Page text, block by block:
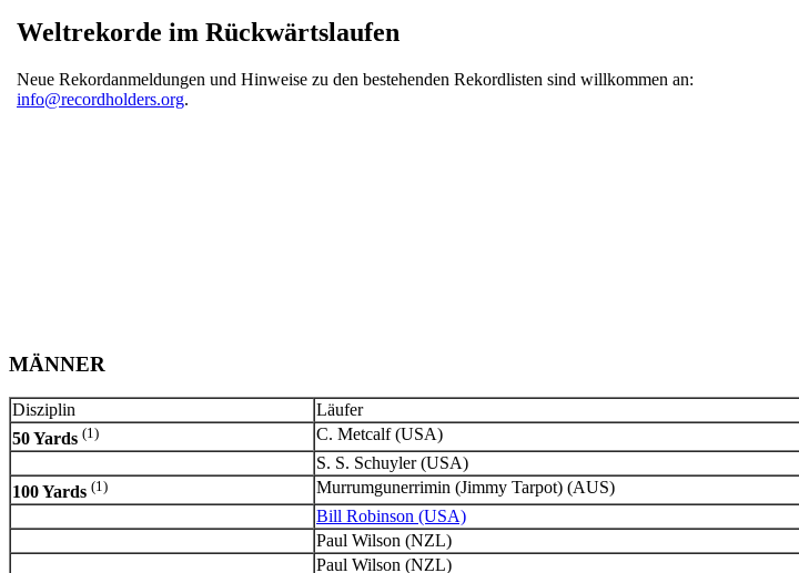
Weltrekorde im Rückwärtslaufen
Neue Rekordanmeldungen und Hinweise zu den bestehenden Rekordlisten sind willkommen an:
info@recordholders.org.
MÄNNER
Disziplin Läufer
50 Yards (1) C. Metcalf (USA)
S. S. Schuyler (USA)
100 Yards (1) Murrumgunerrimin (Jimmy Tarpot) (AUS)
Bill Robinson (USA)
Paul Wilson (NZL)
Paul Wilson (NZL)